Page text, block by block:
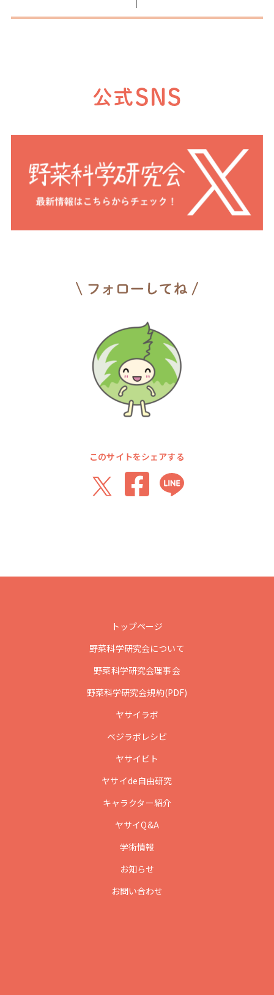
このサイトをシェアする
トップページ
野菜科学研究会について
野菜科学研究会理事会
野菜科学研究会規約(PDF)
ヤサイラボ
ベジラボレシピ
ヤサイビト
ヤサイde自由研究
キャラクター紹介
ヤサイQ&A
学術情報
お知らせ
お問い合わせ